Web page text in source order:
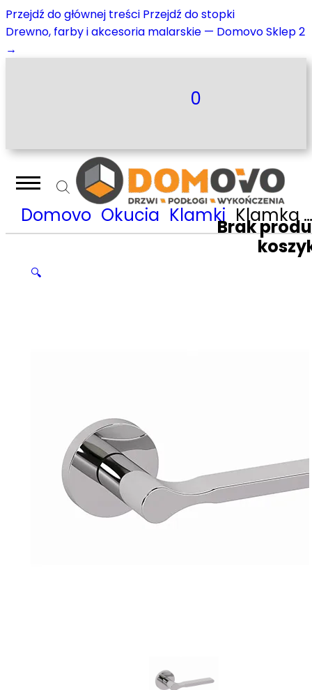
Przejdź do głównej treści Przejdź do stopki
Drewno, farby i akcesoria malarskie — Domovo Sklep 2
→
0
Brak
Domovo Okucia Klamki Klamka Nomet Lea Lux – chrom połysk T-1871-126.G2
🔍